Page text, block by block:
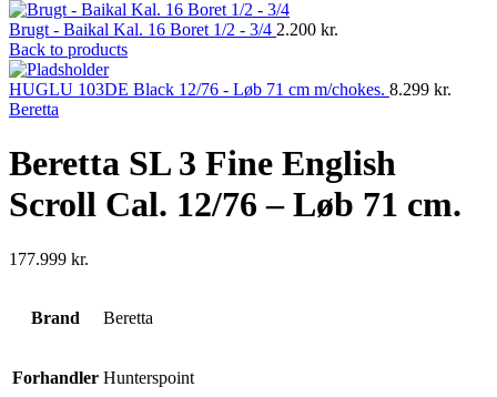
Brugt - Baikal Kal. 16 Boret 1/2 - 3/4 2.200 kr.
Back to products
HUGLU 103DE Black 12/76 - Løb 71 cm m/chokes. 8.299 kr.
Beretta
Beretta SL 3 Fine English
Scroll Cal. 12/76 – Løb 71 cm.
177.999 kr.
Brand Beretta
Forhandler Hunterspoint